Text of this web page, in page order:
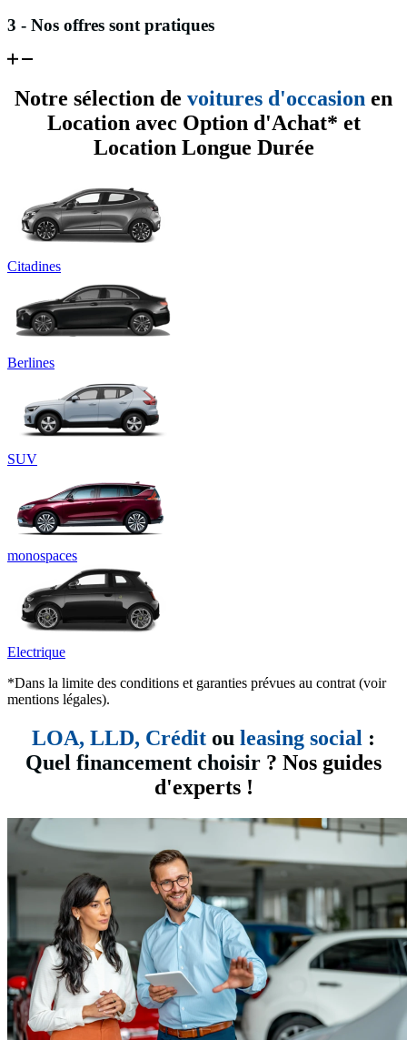
3 - Nos offres sont pratiques
Notre sélection de voitures d'occasion en
Location avec Option d'Achat* et
Location Longue Durée
Citadines
Berlines
SUV
monospaces
Electrique
*Dans la limite des conditions et garanties prévues au contrat (voir
mentions légales).
LOA, LLD, Crédit ou leasing social :
Quel financement choisir ? Nos guides
d'experts !